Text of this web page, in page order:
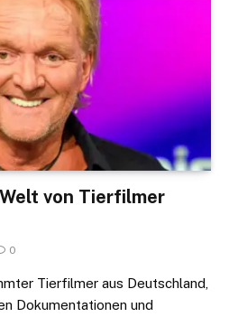
von Tierfilmer
0
Tierfilmer aus Deutschland,
Dokumentationen und